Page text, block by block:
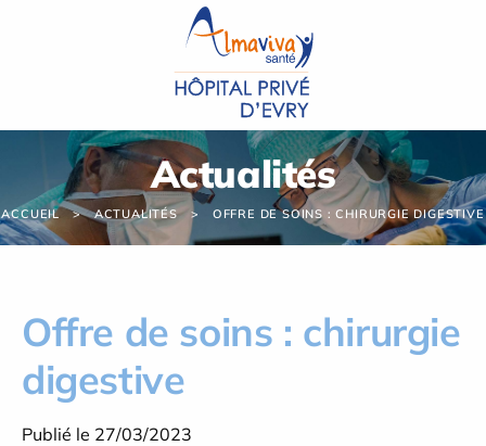
Actualités
ACCUEIL ACTUALITÉS OFFRE DE SOINS : CHIRURGIE DIGESTIVE
Offre de soins : chirurgie
digestive
Publié le 27/03/2023
Panneau de gestion des cookies